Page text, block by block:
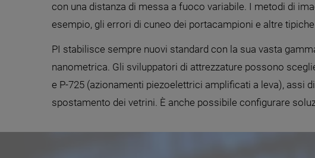
con una distanza di messa a fuoco variabile. I metodi di
esempio, gli errori di cuneo dei portacampioni e altre
PI stabilisce sempre nuovi standard con la sua vasta
nanometrica. Gli sviluppatori di attrezzature possono
e P-725 (azionamenti piezoelettrici amplificati a leva), assi
spostamento dei vetrini. È anche possibile configurare